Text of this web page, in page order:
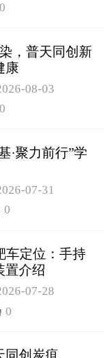
0
，普天同创新
康
08-03
0
·聚力前行”学
07-31
0
车定位：手持
置介绍
07-28
0